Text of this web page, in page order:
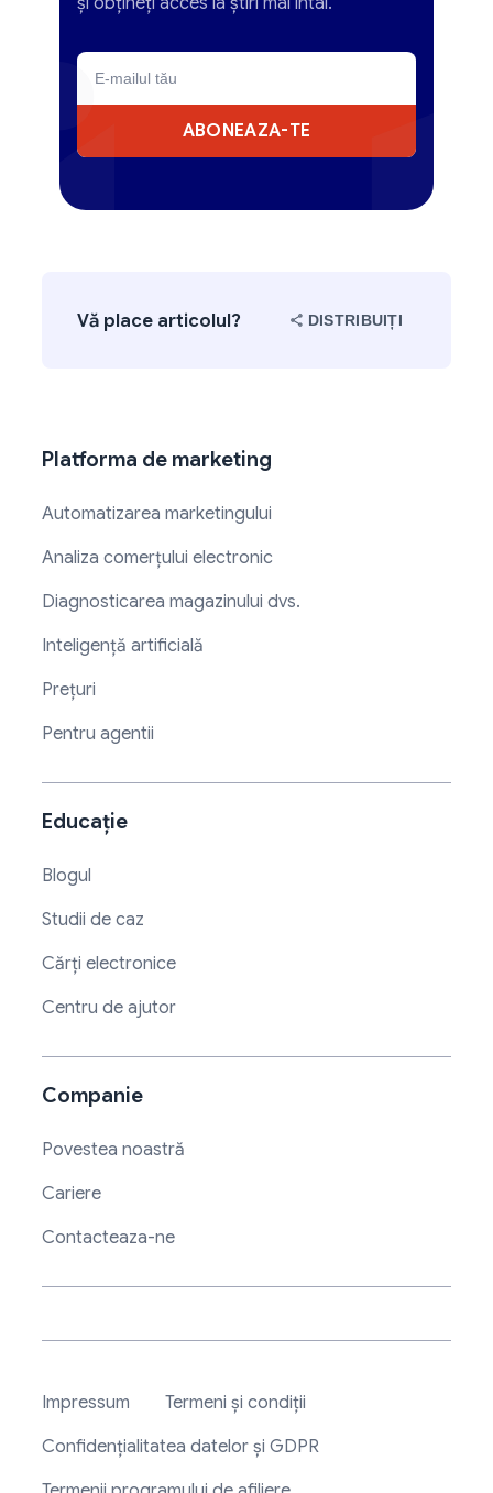
ABONEAZA-TE
Vă place articolul? DISTRIBUIȚI
Platforma de marketing
Automatizarea marketingului
Analiza comerțului electronic
Diagnosticarea magazinului dvs.
Inteligență artificială
Prețuri
Pentru agentii
Educație
Blogul
Studii de caz
Cărți electronice
Centru de ajutor
Companie
Povestea noastră
Cariere
Contacteaza-ne
Impressum
Termeni și condiții
Confidențialitatea datelor și GDPR